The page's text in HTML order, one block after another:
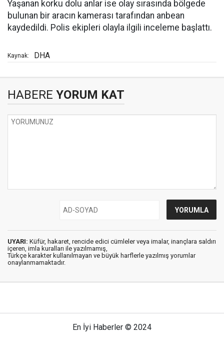
Yaşanan korku dolu anlar ise olay sırasında bölgede
bulunan bir aracın kamerası tarafından anbean
kaydedildi. Polis ekipleri olayla ilgili inceleme başlattı.
Kaynak: DHA
HABERE YORUM KAT
UYARI: Küfür, hakaret, rencide edici cümleler veya imalar, inançlara saldırı
içeren, imla kuralları ile yazılmamış,
Türkçe karakter kullanılmayan ve büyük harflerle yazılmış yorumlar
onaylanmamaktadır.
En İyi Haberler © 2024